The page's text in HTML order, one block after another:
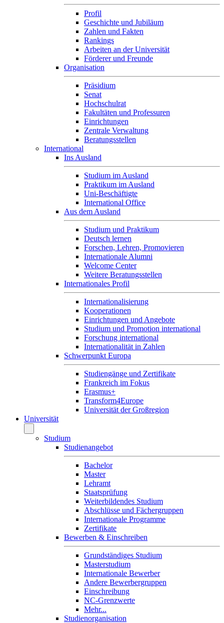
Profil
Geschichte und Jubiläum
Zahlen und Fakten
Rankings
Arbeiten an der Universität
Förderer und Freunde
Organisation
Präsidium
Senat
Hochschulrat
Fakultäten und Professuren
Einrichtungen
Zentrale Verwaltung
Beratungsstellen
International
Ins Ausland
Studium im Ausland
Praktikum im Ausland
Uni-Beschäftigte
International Office
Aus dem Ausland
Studium und Praktikum
Deutsch lernen
Forschen, Lehren, Promovieren
Internationale Alumni
Welcome Center
Weitere Beratungsstellen
Internationales Profil
Internationalisierung
Kooperationen
Einrichtungen und Angebote
Studium und Promotion international
Forschung international
Internationalität in Zahlen
Schwerpunkt Europa
Studiengänge und Zertifikate
Frankreich im Fokus
Erasmus+
Transform4Europe
Universität der Großregion
Universität
Studium
Studienangebot
Bachelor
Master
Lehramt
Staatsprüfung
Weiterbildendes Studium
Abschlüsse und Fächergruppen
Internationale Programme
Zertifikate
Bewerben & Einschreiben
Grundständiges Studium
Masterstudium
Internationale Bewerber
Andere Bewerbergruppen
Einschreibung
NC-Grenzwerte
Mehr...
Studienorganisation